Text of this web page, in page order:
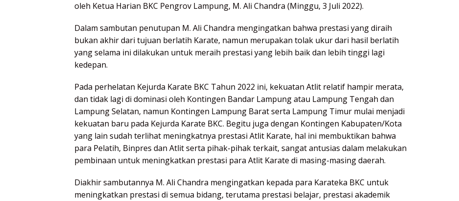
oleh Ketua Harian BKC Pengrov Lampung, M. Ali Chandra (Minggu, 3 Juli 2022).
Dalam sambutan penutupan M. Ali Chandra mengingatkan bahwa prestasi yang diraih
bukan akhir dari tujuan berlatih Karate, namun merupakan tolak ukur dari hasil berlatih
yang selama ini dilakukan untuk meraih prestasi yang lebih baik dan lebih tinggi lagi
kedepan.
Pada perhelatan Kejurda Karate BKC Tahun 2022 ini, kekuatan Atlit relatif hampir merata,
dan tidak lagi di dominasi oleh Kontingen Bandar Lampung atau Lampung Tengah dan
Lampung Selatan, namun Kontingen Lampung Barat serta Lampung Timur mulai menjadi
kekuatan baru pada Kejurda Karate BKC. Begitu juga dengan Kontingen Kabupaten/Kota
yang lain sudah terlihat meningkatnya prestasi Atlit Karate, hal ini membuktikan bahwa
para Pelatih, Binpres dan Atlit serta pihak-pihak terkait, sangat antusias dalam melakukan
pembinaan untuk meningkatkan prestasi para Atlit Karate di masing-masing daerah.
Diakhir sambutannya M. Ali Chandra mengingatkan kepada para Karateka BKC untuk
meningkatkan prestasi di semua bidang, terutama prestasi belajar, prestasi akademik